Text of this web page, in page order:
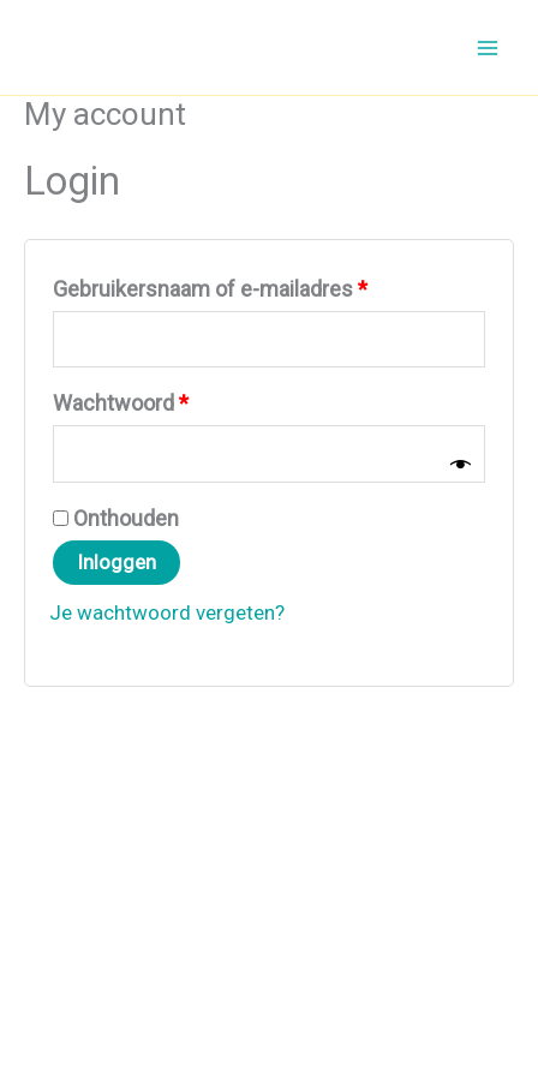
inhoud
My account
Login
Gebruikersnaam of e-mailadres*Vereist
Wachtwoord*Vereist
Onthouden
Inloggen
Je wachtwoord vergeten?